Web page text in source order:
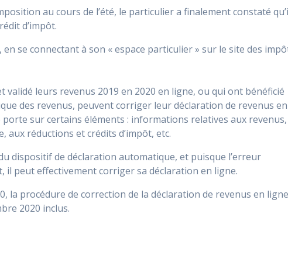
au cours de l’été, le particulier a finalement constaté
d’impôt.
se connectant à son « espace particulier » sur le site des
validé leurs revenus 2019 en 2020 en ligne, ou qui ont bénéficié
des revenus, peuvent corriger leur déclaration de revenus en
sur certains éléments : informations relatives aux revenus,
aux réductions et crédits d’impôt, etc.
dispositif de déclaration automatique, et puisque l’erreur
il peut effectivement corriger sa déclaration en ligne.
la procédure de correction de la déclaration de revenus en ligne
2020 inclus.